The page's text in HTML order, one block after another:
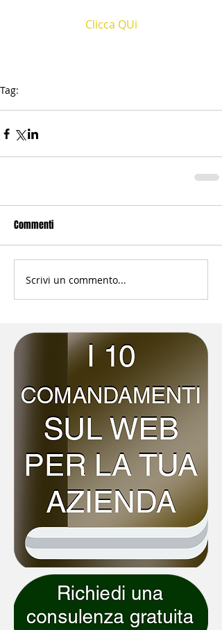
Clicca QUi
Tag:
Commenti
Scrivi un commento...